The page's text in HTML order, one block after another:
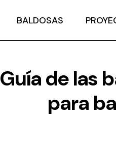
BALDOSAS
Guía de las
para